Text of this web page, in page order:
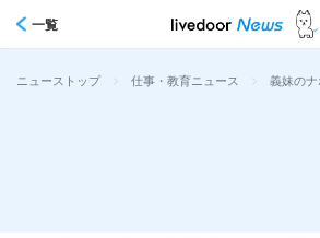
一覧
ニューストップ > 仕事・教育ニュース > 義妹の